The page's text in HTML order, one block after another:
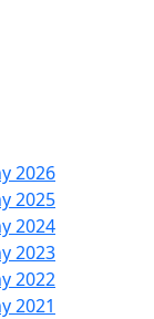
2026
2025
2024
2023
2022
2021